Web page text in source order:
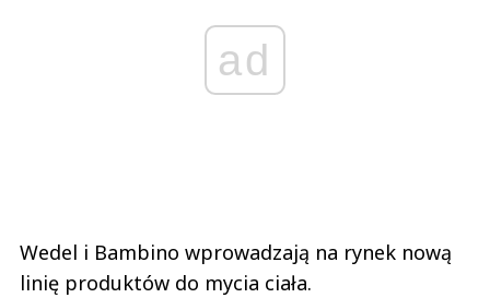
ad
Wedel i Bambino wprowadzają na rynek nową
linię produktów do mycia ciała.